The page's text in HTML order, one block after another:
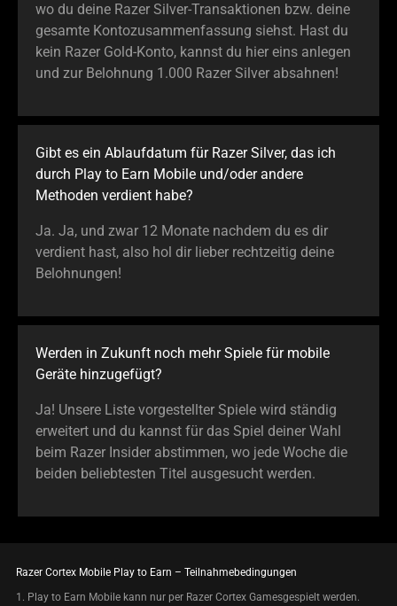
wo du deine Razer Silver-Transaktionen bzw. deine
gesamte Kontozusammenfassung siehst. Hast du
kein Razer Gold-Konto, kannst du hier eins anlegen
und zur Belohnung 1.000 Razer Silver absahnen!
Gibt es ein Ablaufdatum für Razer Silver, das ich
durch Play to Earn Mobile und/oder andere
Methoden verdient habe?
Ja. Ja, und zwar 12 Monate nachdem du es dir
verdient hast, also hol dir lieber rechtzeitig deine
Belohnungen!
Werden in Zukunft noch mehr Spiele für mobile
Geräte hinzugefügt?
Ja! Unsere Liste vorgestellter Spiele wird ständig
erweitert und du kannst für das Spiel deiner Wahl
beim Razer Insider abstimmen, wo jede Woche die
beiden beliebtesten Titel ausgesucht werden.
Razer Cortex Mobile Play to Earn – Teilnahmebedingungen
1. Play to Earn Mobile kann nur per Razer Cortex Gamesgespielt werden.